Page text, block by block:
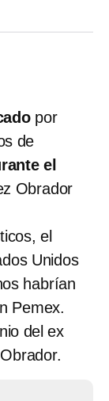
por
de
el
Obrador
el
Unidos
habrían
Pemex.
del ex